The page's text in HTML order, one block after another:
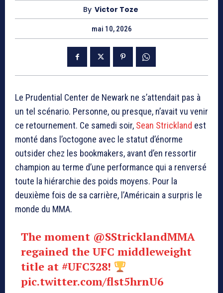
By Victor Toze
mai 10, 2026
Le Prudential Center de Newark ne s’attendait pas à
un tel scénario. Personne, ou presque, n’avait vu venir
ce retournement. Ce samedi soir, Sean Strickland est
monté dans l’octogone avec le statut d’énorme
outsider chez les bookmakers, avant d’en ressortir
champion au terme d’une performance qui a renversé
toute la hiérarchie des poids moyens. Pour la
deuxième fois de sa carrière, l’Américain a surpris le
monde du MMA.
The moment @SStricklandMMA
regained the UFC middleweight
title at #UFC328!
pic.twitter.com/flst5hrnU6